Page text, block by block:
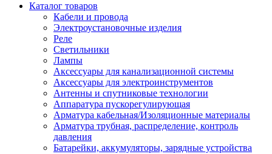
Каталог товаров
Кабели и провода
Электроустановочные изделия
Реле
Светильники
Лампы
Аксессуары для канализационной системы
Аксессуары для электроинструментов
Антенны и спутниковые технологии
Аппаратура пускорегулирующая
Арматура кабельная/Изоляционные материалы
Арматура трубная, распределение, контроль
давления
Батарейки, аккумуляторы, зарядные устройства